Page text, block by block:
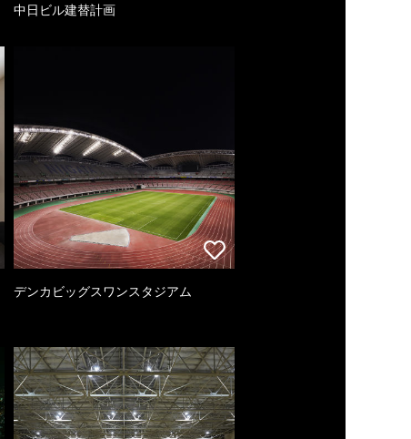
中日ビル建替計画
デンカビッグスワンスタジアム